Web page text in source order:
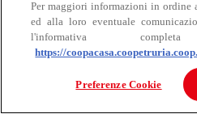
Bovino
Per maggiori informazioni in
ed alla loro eventuale
l'informativa
https://
Preferenze Cookie